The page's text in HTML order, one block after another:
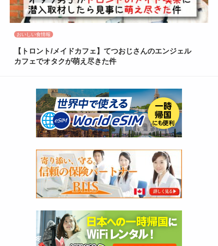
おいしい食情報
【トロント/メイドカフェ】てつおじさんのエンジェル
カフェでオタクが萌え尽きた件